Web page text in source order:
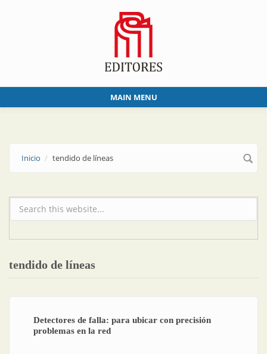
MAIN MENU
Inicio tendido de líneas
Formulario de búsqueda
tendido de líneas
Detectores de falla: para ubicar con precisión
problemas en la red